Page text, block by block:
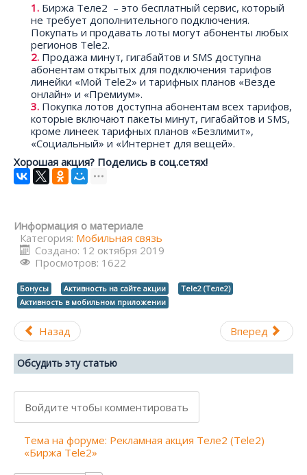
Биржа Теле2 – это бесплатный сервис, который
не требует дополнительного подключения.
Покупать и продавать лоты могут абоненты любых
регионов Tele2.
Продажа минут, гигабайтов и SMS доступна
абонентам открытых для подключения тарифов
линейки «Мой Tele2» и тарифных планов «Везде
онлайн» и «Премиум».
Покупка лотов доступна абонентам всех тарифов,
которые включают пакеты минут, гигабайтов и SMS,
кроме линеек тарифных планов «Безлимит»,
«Социальный» и «Интернет для вещей».
Хорошая акция? Поделись в соц.сетях!
Информация о материале
Категория: Мобильная связь
Создано: 12 октября 2019
Просмотров: 1622
Бонусы Активность на сайте акции
Tele2 (Теле2)
Активность в мобильном приложении
Назад Вперед
Обсудить эту статью
Войдите чтобы комментировать
Тема на форуме: Рекламная акция Теле2 (Tele2)
«Биржа Tele2»